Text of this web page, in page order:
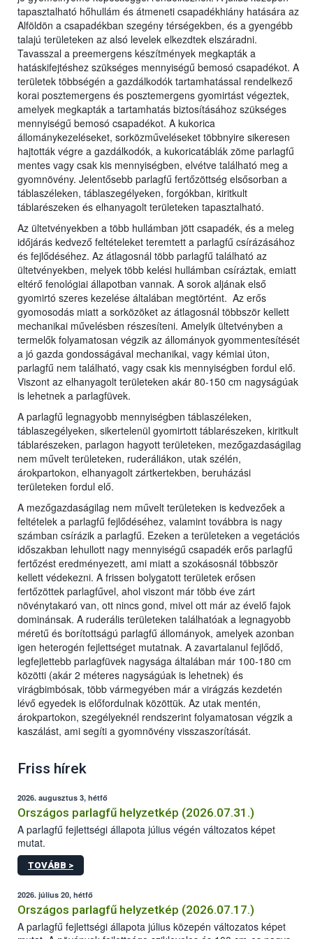
tapasztalható hőhullám és átmeneti csapadékhiány hatására az
Alföldön a csapadékban szegény térségekben, és a gyengébb
talajú területeken az alsó levelek elkezdtek elszáradni.
Tavasszal a preemergens készítmények megkapták a
hatáskifejtéshez szükséges mennyiségű bemosó csapadékot. A
területek többségén a gazdálkodók tartamhatással rendelkező
korai posztemergens és posztemergens gyomirtást végeztek,
amelyek megkapták a tartamhatás biztosításához szükséges
mennyiségű bemosó csapadékot. A kukorica
állománykezeléseket, sorközműveléseket többnyire sikeresen
hajtották végre a gazdálkodók, a kukoricatáblák zöme parlagfű
mentes vagy csak kis mennyiségben, elvétve található meg a
gyomnövény. Jelentősebb parlagfű fertőzöttség elsősorban a
táblaszéleken, táblaszegélyeken, forgókban, kiritkult
táblarészeken és elhanyagolt területeken tapasztalható.
Az ültetvényekben a több hullámban jött csapadék, és a meleg
időjárás kedvező feltételeket teremtett a parlagfű csírázásához
és fejlődéséhez. Az átlagosnál több parlagfű található az
ültetvényekben, melyek több kelési hullámban csíráztak, emiatt
eltérő fenológiai állapotban vannak. A sorok aljának első
gyomirtó szeres kezelése általában megtörtént. Az erős
gyomosodás miatt a sorközöket az átlagosnál többször kellett
mechanikai művelésben részesíteni. Amelyik ültetvényben a
termelők folyamatosan végzik az állományok gyommentesítését
a jó gazda gondosságával mechanikai, vagy kémiai úton,
parlagfű nem található, vagy csak kis mennyiségben fordul elő.
Viszont az elhanyagolt területeken akár 80-150 cm nagyságúak
is lehetnek a parlagfüvek.
A parlagfű legnagyobb mennyiségben táblaszéleken,
táblaszegélyeken, sikertelenül gyomirtott táblarészeken, kiritkult
táblarészeken, parlagon hagyott területeken, mezőgazdaságilag
nem művelt területeken, ruderáliákon, utak szélén,
árokpartokon, elhanyagolt zártkertekben, beruházási
területeken fordul elő.
A mezőgazdaságilag nem művelt területeken is kedvezőek a
feltételek a parlagfű fejlődéséhez, valamint továbbra is nagy
számban csírázik a parlagfű. Ezeken a területeken a vegetációs
időszakban lehullott nagy mennyiségű csapadék erős parlagfű
fertőzést eredményezett, ami miatt a szokásosnál többször
kellett védekezni. A frissen bolygatott területek erősen
fertőzöttek parlagfűvel, ahol viszont már több éve zárt
növénytakaró van, ott nincs gond, mivel ott már az évelő fajok
dominánsak. A ruderális területeken találhatóak a legnagyobb
méretű és borítottságú parlagfű állományok, amelyek azonban
igen heterogén fejlettséget mutatnak. A zavartalanul fejlődő,
legfejlettebb parlagfüvek nagysága általában már 100-180 cm
közötti (akár 2 méteres nagyságúak is lehetnek) és
virágbimbósak, több vármegyében már a virágzás kezdetén
lévő egyedek is előfordulnak közöttük. Az utak mentén,
árokpartokon, szegélyeknél rendszerint folyamatosan végzik a
kaszálást, ami segíti a gyomnövény visszaszorítását.
Friss hírek
2026. augusztus 3, hétfő
Országos parlagfű helyzetkép (2026.07.31.)
A parlagfű fejlettségi állapota július végén változatos képet
mutat.
TOVÁBB >
2026. július 20, hétfő
Országos parlagfű helyzetkép (2026.07.17.)
A parlagfű fejlettségi állapota július közepén változatos képet